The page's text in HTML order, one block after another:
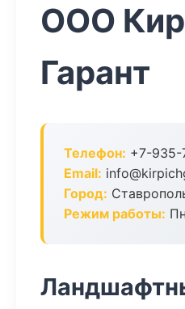
ООО
Гарант
Телефон: +7-
Email:
Город:
Режим работы: